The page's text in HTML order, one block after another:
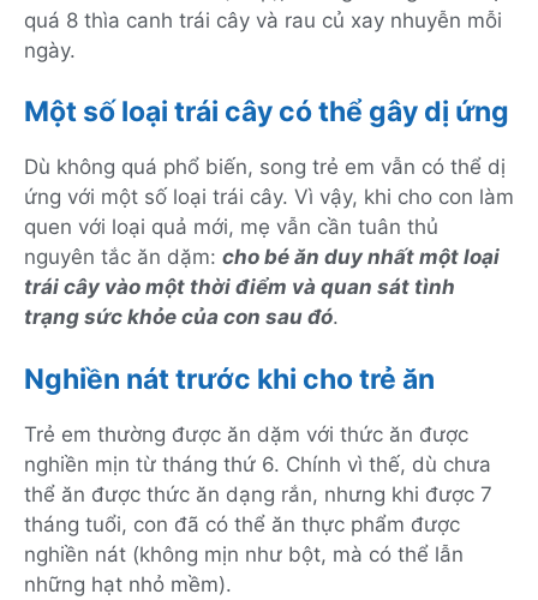
quá 8 thìa canh trái cây và rau củ xay nhuyễn mỗi
ngày.
Một số loại trái cây có thể gây dị ứng
Dù không quá phổ biến, song trẻ em vẫn có thể dị
ứng với một số loại trái cây. Vì vậy, khi cho con làm
quen với loại quả mới, mẹ vẫn cần tuân thủ
nguyên tắc ăn dặm: cho bé ăn duy nhất một loại
trái cây vào một thời điểm và quan sát tình
trạng sức khỏe của con sau đó.
Nghiền nát trước khi cho trẻ ăn
Trẻ em thường được ăn dặm với thức ăn được
nghiền mịn từ tháng thứ 6. Chính vì thế, dù chưa
thể ăn được thức ăn dạng rắn, nhưng khi được 7
tháng tuổi, con đã có thể ăn thực phẩm được
nghiền nát (không mịn như bột, mà có thể lẫn
những hạt nhỏ mềm).